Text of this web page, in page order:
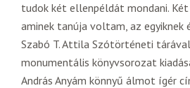
tudok két ellenpéldát mondani.
aminek tanúja voltam, az egyiknek
Szabó T. Attila Szótörténeti
monumentális könyvsorozat
András Anyám könnyű álmot ígér